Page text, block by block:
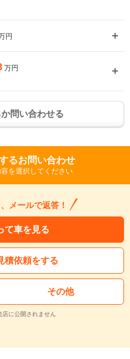
円
万円
問い合わせる
るお問い合わせ
を選択してください
メールで返答！
て車を見る
積依頼をする
その他
に公開されません